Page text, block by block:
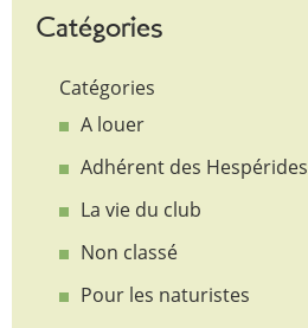
Catégories
Catégories
A louer
Adhérent des Hespérides
La vie du club
Non classé
Pour les naturistes